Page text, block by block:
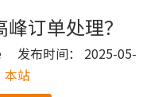
订单处理？
发布时间： 2025-05-
本站